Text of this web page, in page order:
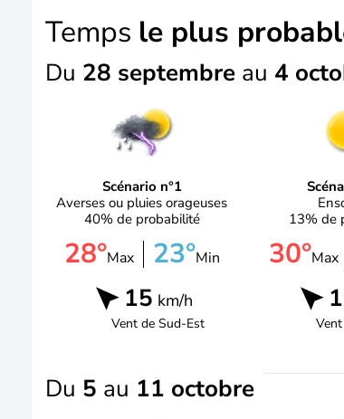
Temps le plus
Du 28 septembre au 4
Scénario n°1
Averses ou pluies orageuses
40% de probabilité
28°Max 23°Min
15 km/h
Vent deSud-Est
13% de
30°Max
Du 5 au 11 octobre